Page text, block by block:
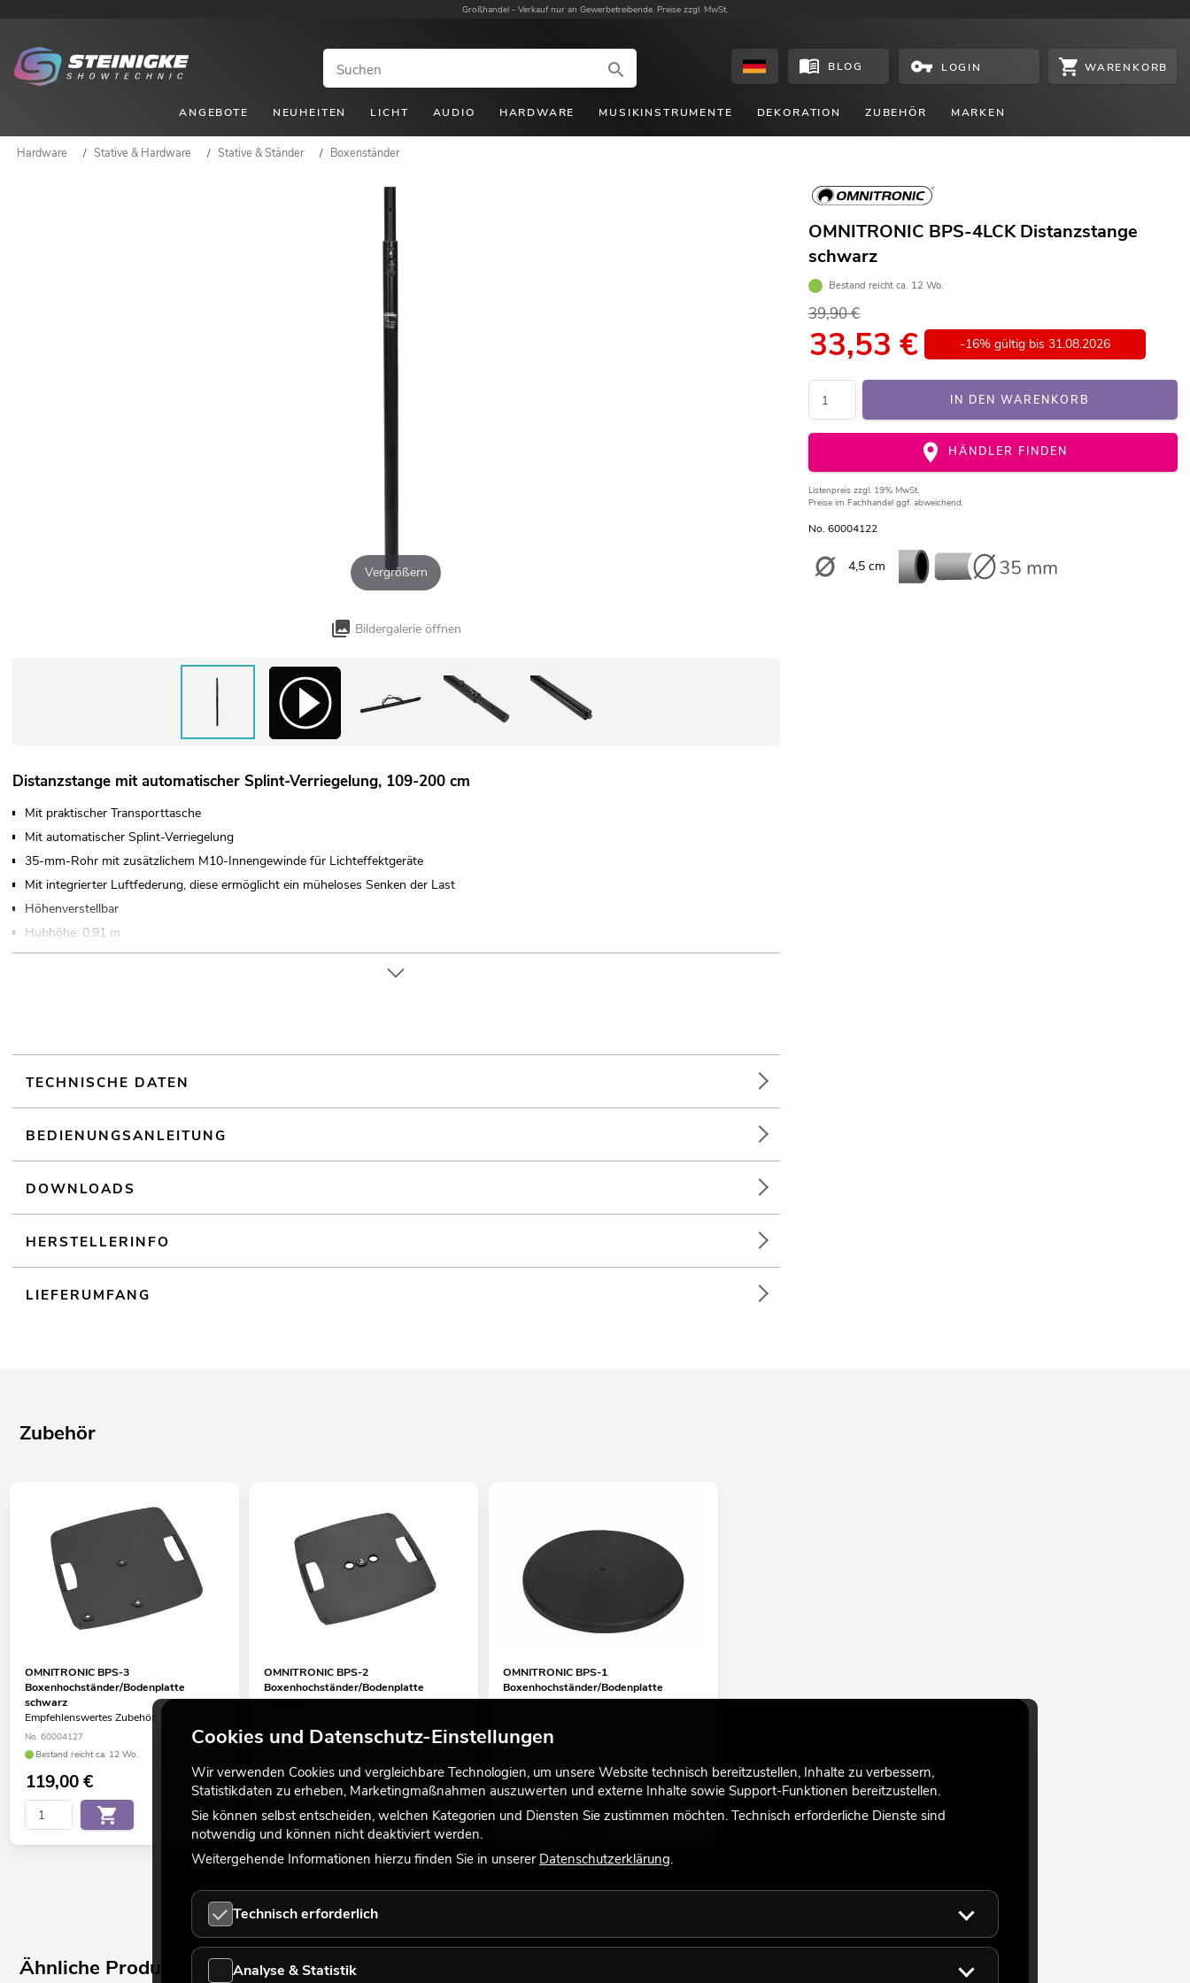
Großhandel - Verkauf nur an Gewerbetreibende. Preise zzgl. MwSt.
BLOG LOGIN WARENKORB
ANGEBOTE NEUHEITEN LICHT AUDIO HARDWARE MUSIKINSTRUMENTE DEKORATION ZUBEHÖR MARKEN
Hardware / Stative & Hardware / Stative & Ständer / Boxenständer
Vergrößern
Bildergalerie öffnen
OMNITRONIC BPS-4LCK Distanzstange
schwarz
Bestand reicht ca. 12 Wo.
39,90 €
33,53 € -16% gültig bis 31.08.2026
IN DEN WARENKORB
HÄNDLER FINDEN
Listenpreis zzgl. 19% MwSt.
Preise im Fachhandel ggf. abweichend.
No. 60004122
4,5 cm
Distanzstange mit automatischer Splint-Verriegelung, 109-200 cm
Mit praktischer Transporttasche
Mit automatischer Splint-Verriegelung
35-mm-Rohr mit zusätzlichem M10-Innengewinde für Lichteffektgeräte
Mit integrierter Luftfederung, diese ermöglicht ein müheloses Senken der Last
Höhenverstellbar
Hubhöhe: 0,91 m
Einfache Montage
Für Anwendungsgebiete wie zum Beispiel: Hochzeit/Gala/Events; Clubs/Tanzschulen; Restaurants, Bars und Hotels
TECHNISCHE DATEN
BEDIENUNGSANLEITUNG
DOWNLOADS
HERSTELLERINFO
LIEFERUMFANG
Zubehör
OMNITRONIC BPS-3
Boxenhochständer/Bodenplatte
schwarz
Empfehlenswertes Zubehör
No. 60004127
Bestand reicht ca. 12 Wo.
119,00€
OMNITRONIC BPS-2
Boxenhochständer/Bodenplatte
schwarz
No. 60004143
79,90€
OMNITRONIC BPS-1
Boxenhochständer/Bodenplatte
Empfehlenswertes Zubehör
Bestand reicht ca. 12 Wo.
49,90€
Ähnliche Produkte
Cookies und Datenschutz-Einstellungen
Wir verwenden Cookies und vergleichbare Technologien, um unsere Website technisch bereitzustellen, Inhalte zu verbessern,
Statistikdaten zu erheben, Marketingmaßnahmen auszuwerten und externe Inhalte sowie Support-Funktionen bereitzustellen.
Sie können selbst entscheiden, welchen Kategorien und Diensten Sie zustimmen möchten. Technisch erforderliche Dienste sind
notwendig und können nicht deaktiviert werden.
Weitergehende Informationen hierzu finden Sie in unserer Datenschutzerklärung.
Technisch erforderlich
Analyse & Statistik